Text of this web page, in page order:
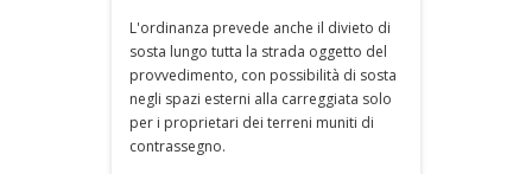
L'ordinanza prevede anche il divieto di
sosta lungo tutta la strada oggetto del
provvedimento, con possibilità di sosta
negli spazi esterni alla carreggiata solo
per i proprietari dei terreni muniti di
contrassegno.